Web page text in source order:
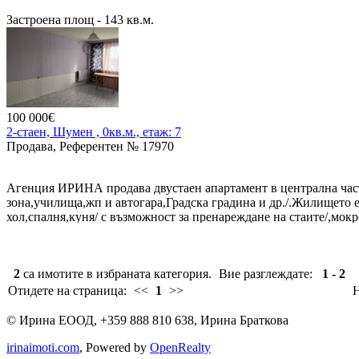
Застроена площ - 143 кв.м.
Прилежаща емя - 800 кв.м
Състои се от зала, кухня, подготвително, хладилен склад,
Зала - 50 места.
Покрита тераса - 44 места
Градинка - 46 места
Продава се с цялото налично оборудване и обзавеждане
Цена - 520000 €
100 000€
2-стаен, Шумен , 0кв.м., етаж: 7
Продава, Референтен № 17970
Агенция ИРИНА продава двустаен апартамент в централна
зона,училища,жп и автогара,Градска градина и др./.Жилището
хол,спалня,куня/ с възможност за пренареждане на стаите/
2 са имотите в избраната категория. Вие разглеждате:
1 - 2
Отидете на страница: << 1 >>
© Ирина ЕООД, +359 888 810 638, Ирина Браткова
irinaimoti.com, Powered by OpenRealty